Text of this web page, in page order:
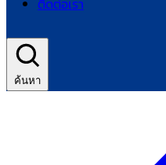
ติดต่อเรา
ค้นหา